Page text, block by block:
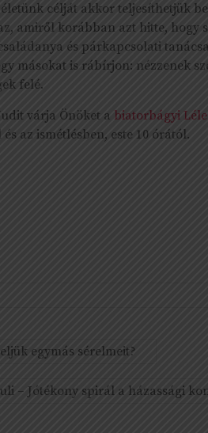
célját akkor teljesíthetjük
amiről korábban azt hitte, hogy
és párkapcsolati
másokat is rábírjon: nézzenek
felé.
várja Önöket a biatorbágyi
az ismétlésben, este 10 órától.
egymás sérelmeit?
– Jótékony spirál a házassági